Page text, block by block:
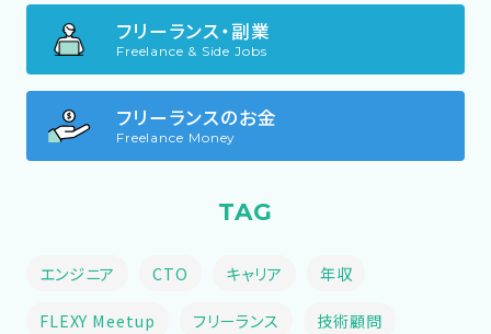
フリーランス・副業
Freelance & Side Jobs
フリーランスのお金
Freelance Money
TAG
エンジニア CTO キャリア 年収
FLEXY Meetup フリーランス 技術顧問